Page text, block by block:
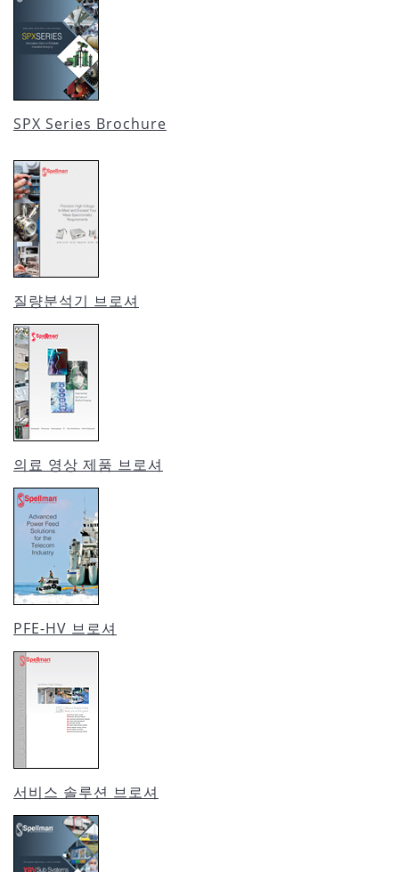
SPX Series Brochure
질량분석기 브로셔
의료 영상 제품 브로셔
PFE-HV 브로셔
서비스 솔루션 브로셔